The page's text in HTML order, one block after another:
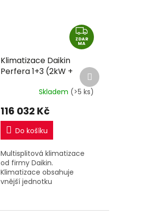
Z
D
R
M
A
ZDAR
MA
Klimatizace Daikin
Perfera 1+3 (2kW +
2,5kW + 2,5kW) Multi-
split R32 včetně
Skladem (>5 ks)
116 032 Kč
Do košíku
Multisplitová klimatizace
od firmy Daikin.
Klimatizace obsahuje
vnější jednotku
klimatizační jednotky
Další
produkt